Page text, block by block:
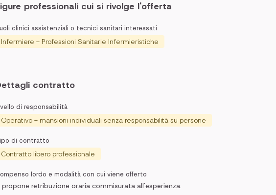
professionali cui si rivolge l'offerta
clinici assistenziali o tecnici sanitari interessati
Infermiere - Professioni Sanitarie Infermieristiche
contratto
di responsabilità
Operativo - mansioni individuali senza responsabilità su persone
di contratto
Contratto libero professionale
lordo e modalità con cui viene offerto
propone retribuzione oraria commisurata all'esperienza.